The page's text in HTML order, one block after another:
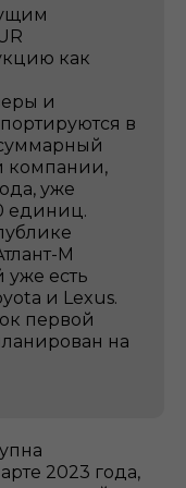
как
и
в
компании,
уже
единиц.
М
уже есть
и Lexus.
первой
на
2023 года,